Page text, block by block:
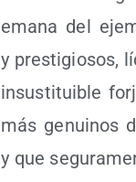
ema­na del
y pres­ti­gio­sos,
insus­ti­tui­ble
más genui­nos
y que